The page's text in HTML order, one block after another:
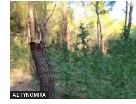
ΑΣΤΥΝΟΜΙΚΑ